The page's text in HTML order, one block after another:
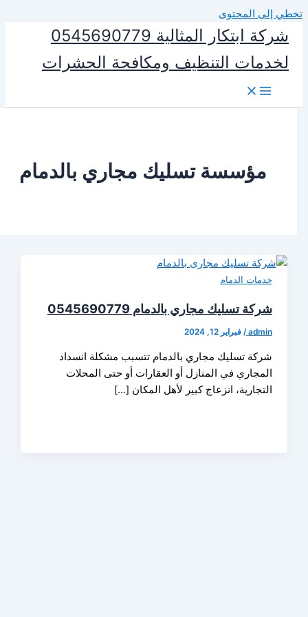
شركة ابتكار المثالية 0545690779
التنظيف ومكافحة الحشرات
تسليك مجاري بالدمام
الدمام
تسليك مجاري بالدمام 0545690779
فبراير 12, 2024
تسليك مجاري بالدمام تتسبب مشكلة انسداد
في المنازل أو العقارات أو حتى المحلات
انزعاج كبير لأهل المكان […]